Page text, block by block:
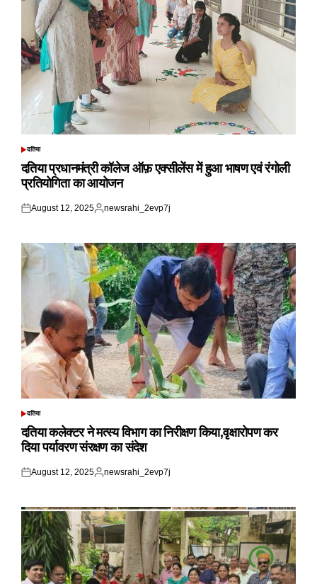
POSTED
दतिया
दतिया प्रधानमंत्री कॉलेज ऑफ़ एक्सीलेंस में हुआ भाषण एवं रंगोली
प्रतियोगिता का आयोजन
Posted
August 12, 2025
Posted
newsrahi_2evp7j
POSTED
दतिया
दतिया कलेक्टर ने मत्स्य विभाग का निरीक्षण किया,वृक्षारोपण कर
दिया पर्यावरण संरक्षण का संदेश
Posted
August 12, 2025
Posted
newsrahi_2evp7j